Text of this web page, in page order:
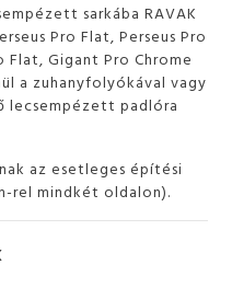
sarkába RAVAK
Pro Flat, Perseus Pro
Flat, Gigant Pro Chrome
a zuhanyfolyókával vagy
lecsempézett padlóra
az esetleges építési
rel mindkét oldalon).